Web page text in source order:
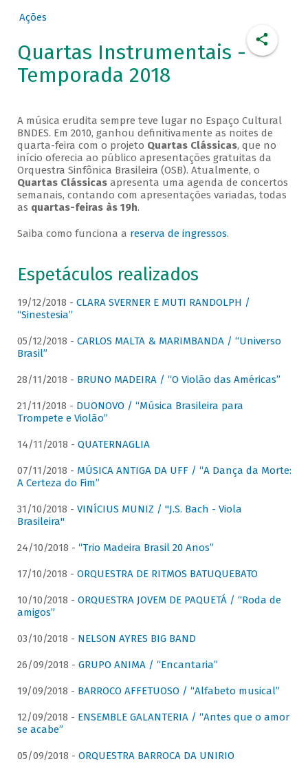
Ações
Quartas Instrumentais -
Temporada 2018
A música erudita sempre teve lugar no Espaço Cultural
BNDES. Em 2010, ganhou definitivamente as noites de
quarta-feira com o projeto Quartas Clássicas, que no
início oferecia ao público apresentações gratuitas da
Orquestra Sinfônica Brasileira (OSB). Atualmente, o
Quartas Clássicasapresenta uma agenda de concertos
semanais, contando com apresentações variadas, todas
as quartas-feiras às 19h.
Saiba como funciona a reserva de ingressos.
Espetáculos realizados
19/12/2018 - CLARA SVERNER E MUTI RANDOLPH /
“Sinestesia”
05/12/2018 - CARLOS MALTA & MARIMBANDA / “Universo
Brasil”
28/11/2018 - BRUNO MADEIRA / “O Violão das Américas”
21/11/2018 - DUONOVO / “Música Brasileira para
Trompete e Violão”
14/11/2018 - QUATERNAGLIA
07/11/2018 - MÚSICA ANTIGA DA UFF / “A Dança da Morte:
A Certeza do Fim”
31/10/2018 - VINÍCIUS MUNIZ / "J.S. Bach - Viola
Brasileira"
24/10/2018 - “Trio Madeira Brasil 20 Anos”
17/10/2018 - ORQUESTRA DE RITMOS BATUQUEBATO
10/10/2018 - ORQUESTRA JOVEM DE PAQUETÁ / “Roda de
amigos”
03/10/2018 - NELSON AYRES BIG BAND
26/09/2018 - GRUPO ANIMA / “Encantaria”
19/09/2018 - BARROCO AFFETUOSO / “Alfabeto musical”
12/09/2018 - ENSEMBLE GALANTERIA / “Antes que o amor
se acabe”
05/09/2018 - ORQUESTRA BARROCA DA UNIRIO